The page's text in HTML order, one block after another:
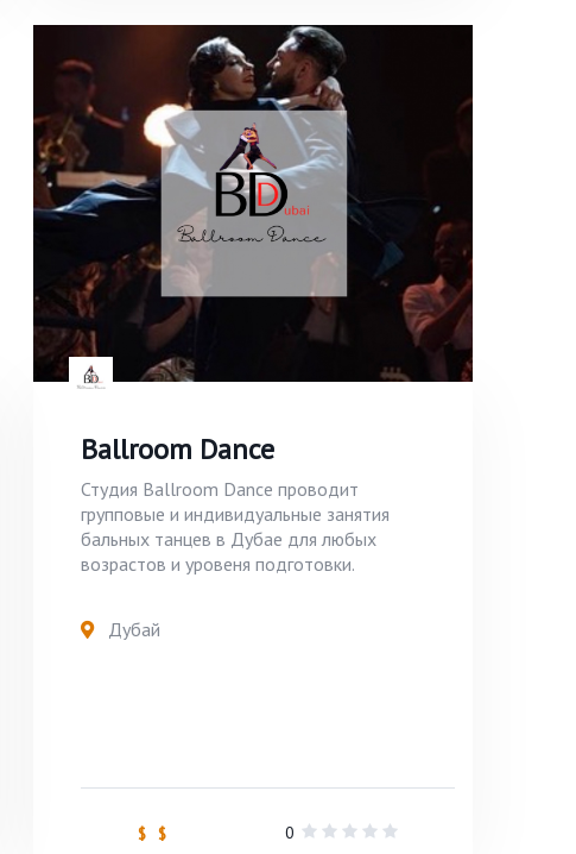
Ballroom Dance
Студия Ballroom Dance проводит
групповые и индивидуальные занятия
бальных танцев в Дубае для любых
возрастов и уровеня подготовки.
Дубай
$ $ 0